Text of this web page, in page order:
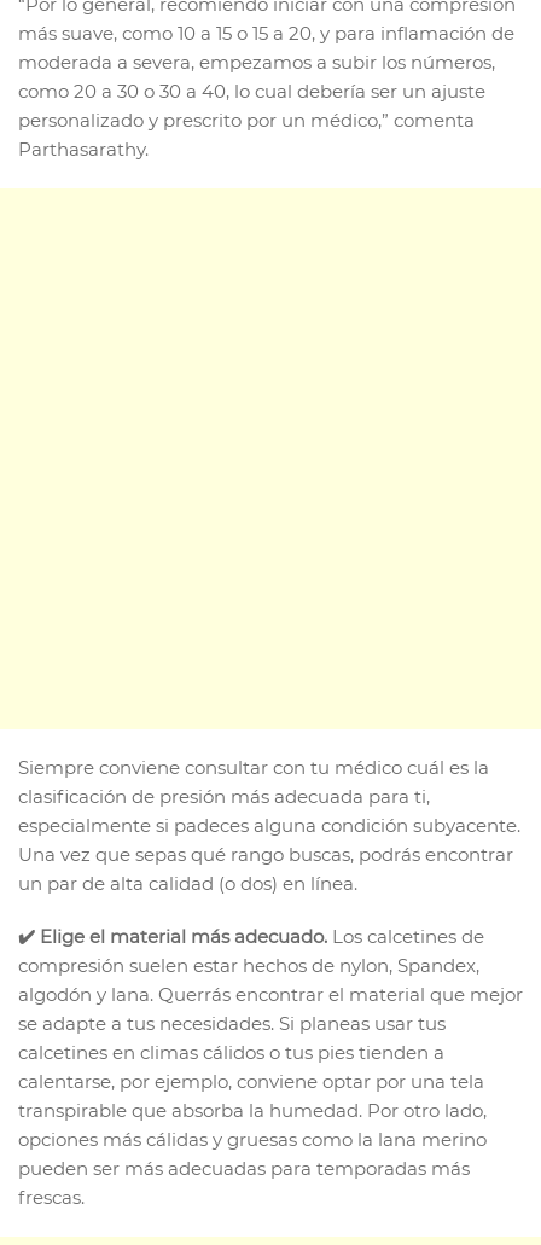
más suave, como 10 a 15 o 15 a 20, y para inflamación de
moderada a severa, empezamos a subir los números,
como 20 a 30 o 30 a 40, lo cual debería ser un ajuste
personalizado y prescrito por un médico,” comenta
Parthasarathy.
Siempre conviene consultar con tu médico cuál es la
clasificación de presión más adecuada para ti,
especialmente si padeces alguna condición subyacente.
Una vez que sepas qué rango buscas, podrás encontrar
un par de alta calidad (o dos) en línea.
✔️ Elige el material más adecuado. Los calcetines de
compresión suelen estar hechos de nylon, Spandex,
algodón y lana. Querrás encontrar el material que mejor
se adapte a tus necesidades. Si planeas usar tus
calcetines en climas cálidos o tus pies tienden a
calentarse, por ejemplo, conviene optar por una tela
transpirable que absorba la humedad. Por otro lado,
opciones más cálidas y gruesas como la lana merino
pueden ser más adecuadas para temporadas más
frescas.